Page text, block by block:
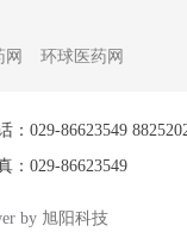
网 环球医药网
：029-86623549
：029-86623549
by 旭阳科技